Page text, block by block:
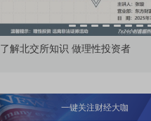
市价委托那么多种，究竟怎么用？
一键关注财经大咖